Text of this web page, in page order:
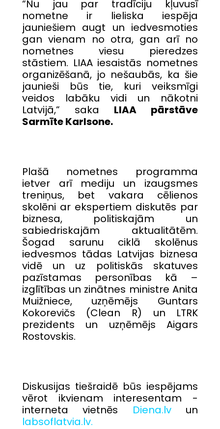
“Nu jau par tradīciju kļuvusī
nometne ir lieliska iespēja
jauniešiem augt un iedvesmoties
gan vienam no otra, gan arī no
nometnes viesu pieredzes
stāstiem. LIAA iesaistās nometnes
organizēšanā, jo nešaubās, ka šie
jaunieši būs tie, kuri veiksmīgi
veidos labāku vidi un nākotni
Latvijā,” saka LIAA pārstāve
Sarmīte Karlsone.
Plašā nometnes programma
ietver arī mediju un izaugsmes
treniņus, bet vakara cēlienos
skolēni ar ekspertiem diskutēs par
biznesa, politiskajām un
sabiedriskajām aktualitātēm.
Šogad sarunu ciklā skolēnus
iedvesmos tādas Latvijas biznesa
vidē un uz politiskās skatuves
pazīstamas personības kā –
izglītības un zinātnes ministre Anita
Muižniece, uzņēmējs Guntars
Kokorevičs (Clean R) un LTRK
prezidents un uzņēmējs Aigars
Rostovskis.
Diskusijas tiešraidē būs iespējams
vērot ikvienam interesentam -
interneta vietnēs
Diena.lvun
labsoflatvia.lv.